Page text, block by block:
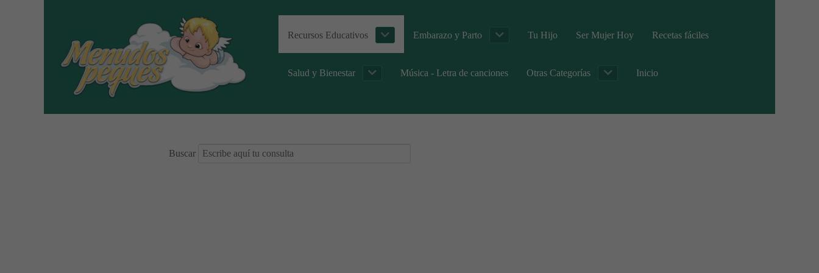
Recursos Educativos Embarazo y Parto Tu Hijo Ser Mujer Hoy Recetas fáciles
Salud y Bienestar Música - Letra de canciones Otras Categorías Inicio
Buscar